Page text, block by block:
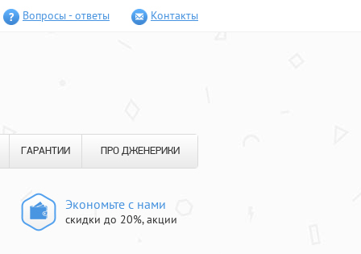
Вопросы - ответы Контакты
ГАРАНТИИ ПРО ДЖЕНЕРИКИ
Экономьте с нами
скидки до 20%, акции